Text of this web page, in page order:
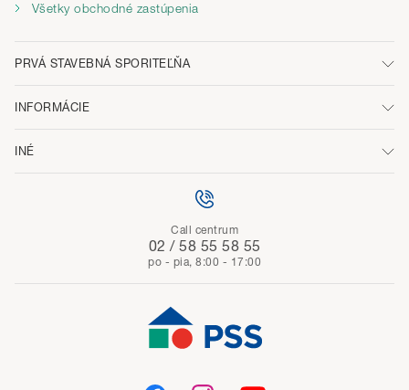
Všetky obchodné zastúpenia
PRVÁ STAVEBNÁ SPORITEĽŇA
INFORMÁCIE
INÉ
Call centrum
02 / 58 55 58 55
po - pia, 8:00 - 17:00